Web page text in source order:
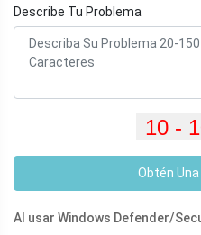
Describe Tu Problema
Obtén
Al usar Windows Defender/